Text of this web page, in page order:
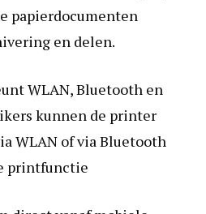
papierdocumenten
en delen.
WLAN, Bluetooth en
kunnen de printer
WLAN of via Bluetooth
printfunctie